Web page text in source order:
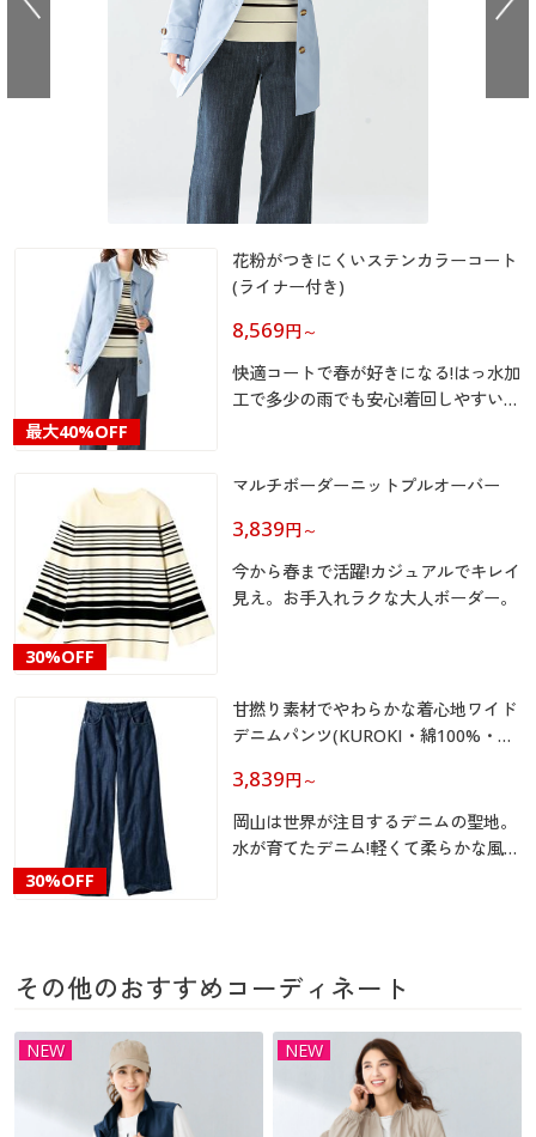
カーテン・ラグ・ファブリック
制服・学生服
ジュニア・ティーンズ下着
大きいサイズ通販すべて
大きいサイズ レディース服
大きいサイズ レディース下着
大きいサイズ メンズ
大きいサイズ 事務・制服
バーゲン
カタログ・チラシからのご注文
デジタルカタログ
カタログ無料プレゼント
会員メニュー
マイページ
閲覧履歴
お気に入り
サポート
ご利用ガイド
よくある質問とお問い合わせ
大きいサイズ レディース下着
大きいサイズ 事務・制服
シークレットセール
商品カテゴリ一覧
カタログ・チラシからのご注文
デジタルカタログ
カタログ無料プレゼント
会員メニュー
マイページ
閲覧履歴
お気に入り
サポート
よくある質問とお問い合わせ
花粉がつきにくいステンカラーコート
(ライナー付き)
最大40%OFF
8,569円 ～
快適コートで春が好きになる!はっ水加
工で多少の雨でも安心!着回しやすい
寒暖差に負けない!
マルチボーダーニットプルオーバー
30%OFF
3,839円 ～
今から春まで活躍!カジュアルでキレイ
見え。お手入れラクな大人ボーダー。
甘撚り素材でやわらかな着心地ワイド
デニムパンツ(KUROKI・綿100%・生
30%OFF
3,839円 ～
岡山は世界が注目するデニムの聖地。
水が育てたデニム!軽くて柔らかな風合
その他のおすすめコーディネート
NEW NEW